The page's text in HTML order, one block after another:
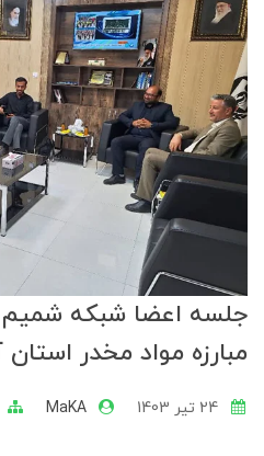
جلسه اعضا شبکه شمیم
مبارزه مواد مخدر استان
MaKA